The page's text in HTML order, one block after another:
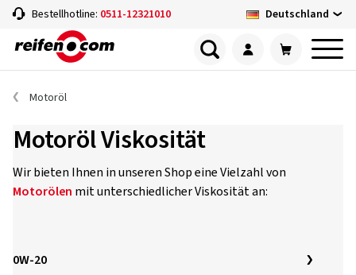
Bestellhotline: 0511-12321010 Deutschland
Motoröl
Motoröl Viskosität
Wir bieten Ihnen in unseren Shop eine Vielzahl von
Motorölen mit unterschiedlicher Viskosität an:
0W-20